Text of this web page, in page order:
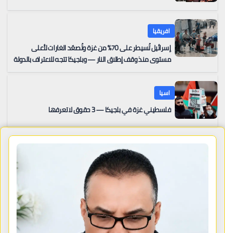
افريقيا
إسرائيل تُسيطر على 70% من غزة وتُصعّد الغارات لأعلى
مستوى منذ وقف إطلاق النار — وبلجيكا تتجه للاعتراف بالدولة
الفلسطينية بعد حل حماس جهازها الحاكم
اسيا
فلسطيني غزة في بلجيكا — 3 حقوق لا تعرفها